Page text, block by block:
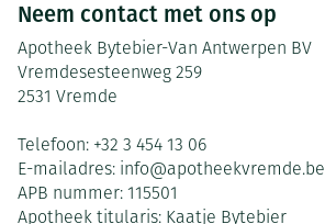
Neem contact met ons op
Apotheek Bytebier-Van Antwerpen BV
Vremdesesteenweg 259
2531 Vremde
Telefoon: +32 3 454 13 06
E-mailadres: info@apotheekvremde.be
APB nummer: 115501
Apotheek titularis: Kaatje Bytebier